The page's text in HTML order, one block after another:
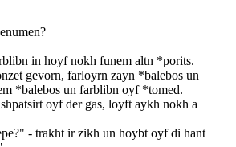
in hoyf nokh funem altn *porits.
gevorn, farloyrn zayn *balebos un
*balebos un farblibn oyf *tomed.
oyf der gas, loyft aykh nokh a
- trakht ir zikh un hoybt oyf di hant